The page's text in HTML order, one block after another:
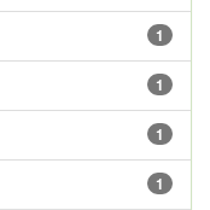
1
1
1
1